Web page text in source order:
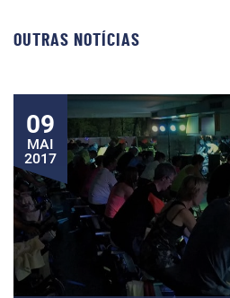
OUTRAS NOTÍCIAS
09
MAI
2017